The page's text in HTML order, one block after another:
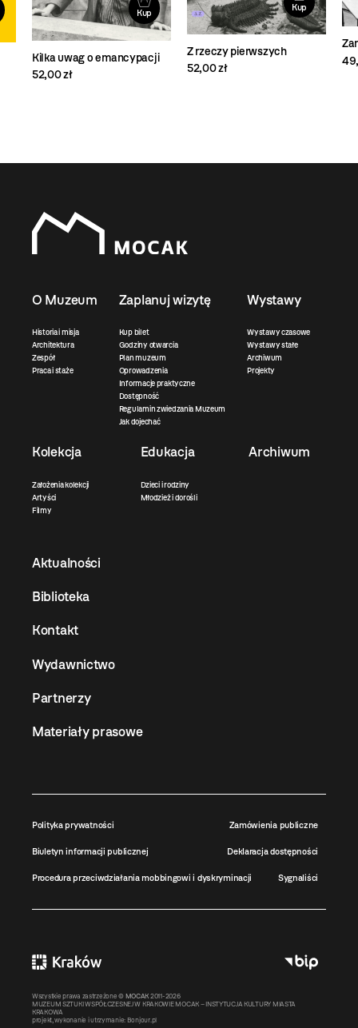
Kup
Kilka uwag o emancypacji
52,00 zł
Kup
Z rzeczy pierwszych
52,00 zł
O Muzeum
Historia i misja
Architektura
Zespół
Praca i staże
Zaplanuj wizytę
Kup bilet
Godziny otwarcia
Plan muzeum
Oprowadzenia
Informacje praktyczne
Dostępność
Regulamin zwiedzania Muzeum
Jak dojechać
Wystawy
Wystawy czasowe
Wystawy stałe
Archiwum
Projekty
Kolekcja
Założenia kolekcji
Artyści
Filmy
Edukacja
Dzieci i rodziny
Młodzież i dorośli
Archiwum
Aktualności
Biblioteka
Kontakt
Wydawnictwo
Partnerzy
Materiały prasowe
Polityka prywatności Zamówienia publiczne
Biuletyn informacji publicznej Deklaracja dostępności
Procedura przeciwdziałania mobbingowi i dyskryminacji Sygnaliści
Wszystkie prawa zastrzeżone © MOCAK 2011-2026
MUZEUM SZTUKI WSPÓŁCZESNEJ W KRAKOWIE MOCAK – INSTYTUCJA KULTURY MIASTA
KRAKOWA
projekt, wykonanie i utrzymanie: Bonjour.pl